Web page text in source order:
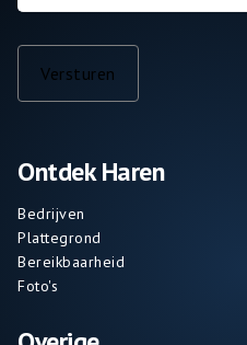
Ontdek Haren
Bedrijven
Plattegrond
Bereikbaarheid
Foto's
mailadres
Versturen